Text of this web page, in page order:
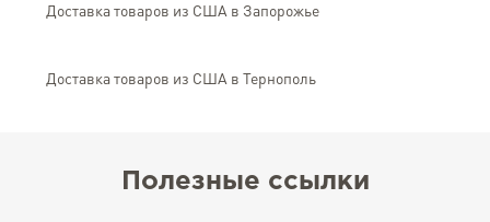
Доставка товаров из США в Запорожье
Доставка товаров из США в Тернополь
Полезные ссылки